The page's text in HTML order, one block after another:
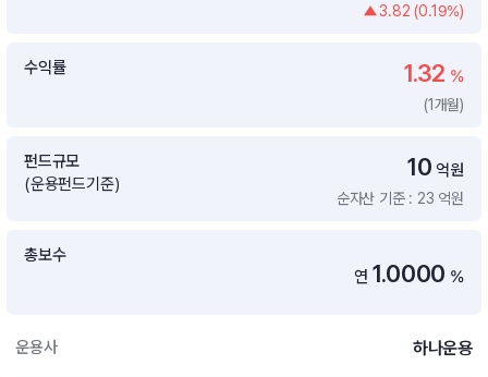
3.82 (0.19%)
수익률 1.32 %
(1개월)
펀드규모
(운용펀드기준)
10 억원
순자산 기준 : 23 억원
총보수
연 1.0000 %
운용사 하나운용
월배당 · 모으기 · 포트래빗 관리
월배당 포트
포트래빗 관리
미국 ETF 검색
ETF 비교
연금 ETF 검색
ETF트렌드 ETF 랭킹 · ETF 찾기 · 종목찾기
미국ETF테마
연금 펀드 검색
투자 라이브러리